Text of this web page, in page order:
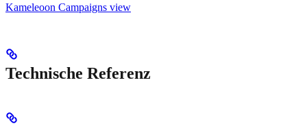
Kameleoon Campaigns view
Technische Referenz